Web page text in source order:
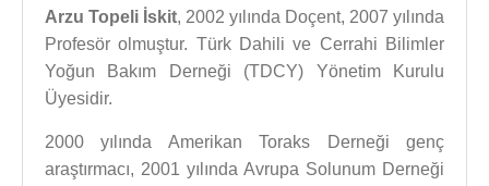
Arzu Topeli İskit, 2002 yılında Doçent, 2007 yılında
Profesör olmuştur. Türk Dahili ve Cerrahi Bilimler
Yoğun Bakım Derneği (TDCY) Yönetim Kurulu
Üyesidir.
2000 yılında Amerikan Toraks Derneği genç
araştırmacı, 2001 yılında Avrupa Solunum Derneği